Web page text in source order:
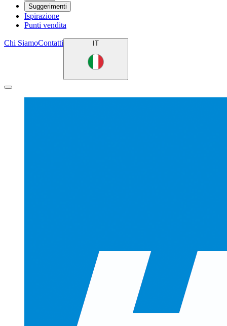
Suggerimenti
Ispirazione
Punti vendita
Chi SiamoContatti IT